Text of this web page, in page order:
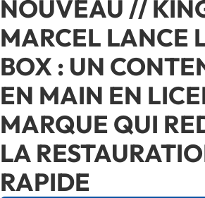
NOUVEAU //
MARCEL LANCE
BOX : UN
EN MAIN EN
MARQUE QUI
LA
RAPIDE